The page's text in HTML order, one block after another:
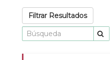
Filtrar Resultados